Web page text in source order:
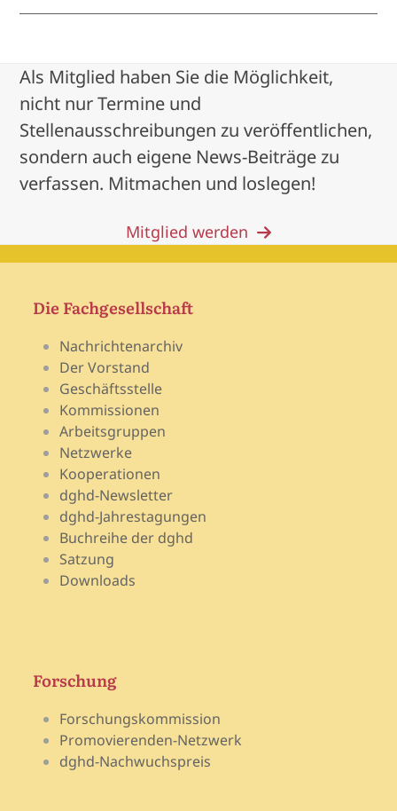
Als Mitglied haben Sie die Möglichkeit,
nicht nur Termine und
Stellenausschreibungen zu veröffentlichen,
sondern auch eigene News-Beiträge zu
verfassen. Mitmachen und loslegen!
Mitglied werden
Die Fachgesellschaft
Nachrichtenarchiv
Der Vorstand
Geschäftsstelle
Kommissionen
Arbeitsgruppen
Netzwerke
Kooperationen
dghd-Newsletter
dghd-Jahrestagungen
Buchreihe der dghd
Satzung
Downloads
Forschung
Forschungskommission
Promovierenden-Netzwerk
dghd-Nachwuchspreis